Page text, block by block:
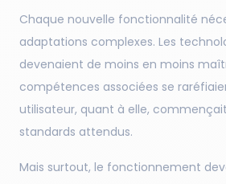
Chaque nouvelle fonctionnalité
adaptations complexes. Les
devenaient de moins en moins
compétences associées se
utilisateur, quant à elle,
standards attendus.
Mais surtout, le fonctionnement